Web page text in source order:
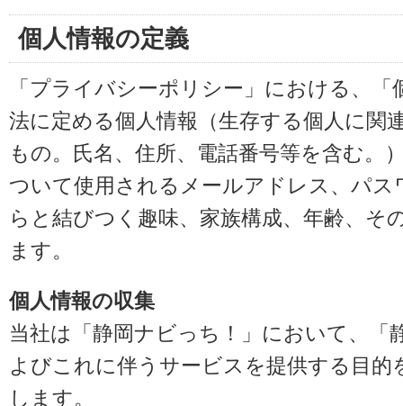
個人情報の定義
「プライバシーポリシー」における、
法に定める個人情報（生存する個人に関
もの。氏名、住所、電話番号等を含む。
ついて使用されるメールアドレス、パ
らと結びつく趣味、家族構成、年齢、そ
ます。
個人情報の収集
当社は「静岡ナビっち！」において、「
よびこれに伴うサービスを提供する目的
します。